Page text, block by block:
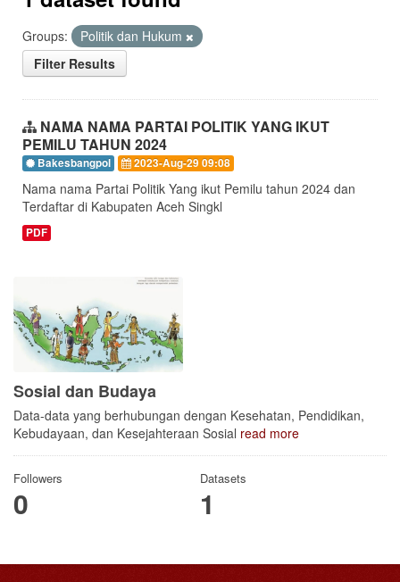
Groups:
Politik dan Hukum
Filter Results
NAMA NAMA PARTAI POLITIK YANG IKUT
PEMILU TAHUN 2024
Bakesbangpol 2023-Aug-29 09:08
Nama nama Partai Politik Yang ikut Pemilu tahun 2024 dan
Terdaftar di Kabupaten Aceh Singkl
PDF
Sosial dan Budaya
Data-data yang berhubungan dengan Kesehatan, Pendidikan,
Kebudayaan, dan Kesejahteraan Sosial read more
Followers
0
Datasets
1